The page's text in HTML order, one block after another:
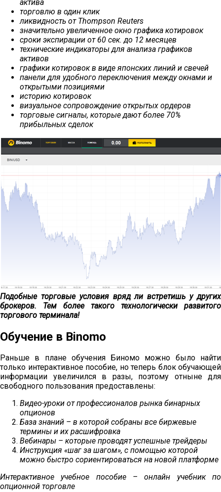
актива
торговлю в один клик
ликвидность от Thompson Reuters
значительно увеличенное окно графика котировок
сроки экспирации от 60 сек. до 12 месяцев
технические индикаторы для анализа графиков
активов
графики котировок в виде японских линий и свечей
панели для удобного переключения между окнами и
открытыми позициями
историю котировок
визуальное сопровождение открытых ордеров
торговые сигналы, которые дают более 70%
прибыльных сделок
Подобные торговые условия вряд ли встретишь у других
брокеров. Тем более такого технологически развитого
торгового терминала!
Обучение в Binomo
Раньше в плане обучения Биномо можно было найти
только интерактивное пособие, но теперь блок обучающей
информации увеличился в разы, поэтому отныне для
свободного пользования предоставлены:
Видео-уроки от профессионалов рынка бинарных
опционов
База знаний – в которой собраны все биржевые
термины и их расшифровка
Вебинары – которые проводят успешные трейдеры
Инструкция «шаг за шагом», с помощью которой
можно быстро сориентироваться на новой платформе
Интерактивное учебное пособие – онлайн учебник по
опционной торговле